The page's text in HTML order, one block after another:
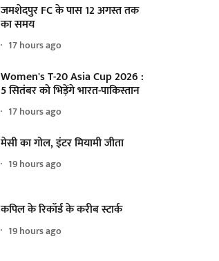
जमशेदपुर FC के पास 12 अगस्त तक
का समय
17 hours ago
Women's T-20 Asia Cup 2026 :
5 सितंबर को भिड़ेंगे भारत-पाकिस्तान
17 hours ago
मेसी का गोल, इंटर मियामी जीता
19 hours ago
कपिल के रिकॉर्ड के करीब स्टार्क
19 hours ago